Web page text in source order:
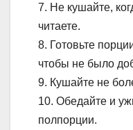
7. Не кушайте,
читаете.
8. Готовьте
чтобы не было
9. Кушайте не
10. Обедайте и
полпорции.